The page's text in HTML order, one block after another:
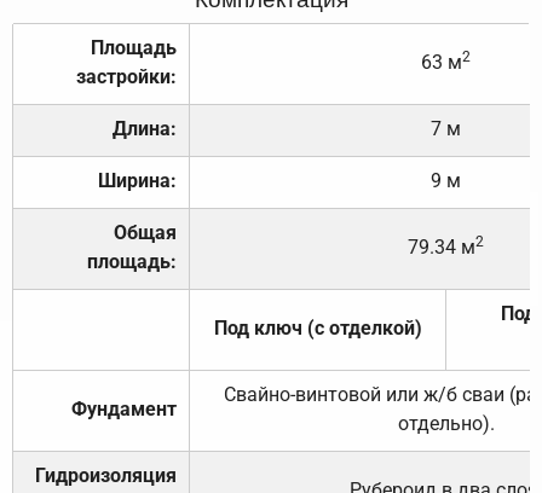
Площадь
застройки:
63 м2
Длина: 7 м
Ширина: 9 м
Общая
площадь:
79.34 м2
Под ключ (с отделкой)
Под
Фундамент
Свайно-винтовой или ж/б сваи
отдельно).
Гидроизоляция